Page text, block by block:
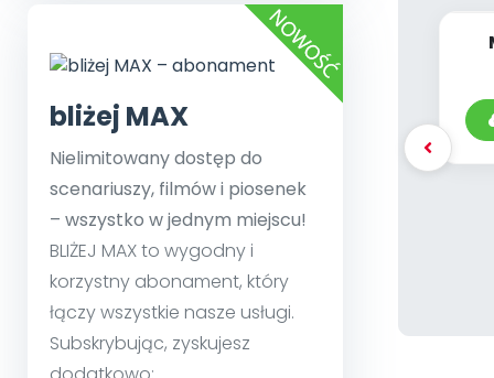
bliżej MAX
Nielimitowany dostęp do
scenariuszy, filmów i piosenek
– wszystko w jednym miejscu!
BLIŻEJ MAX to wygodny i
korzystny abonament, który
łączy wszystkie nasze usługi.
Subskrybując, zyskujesz